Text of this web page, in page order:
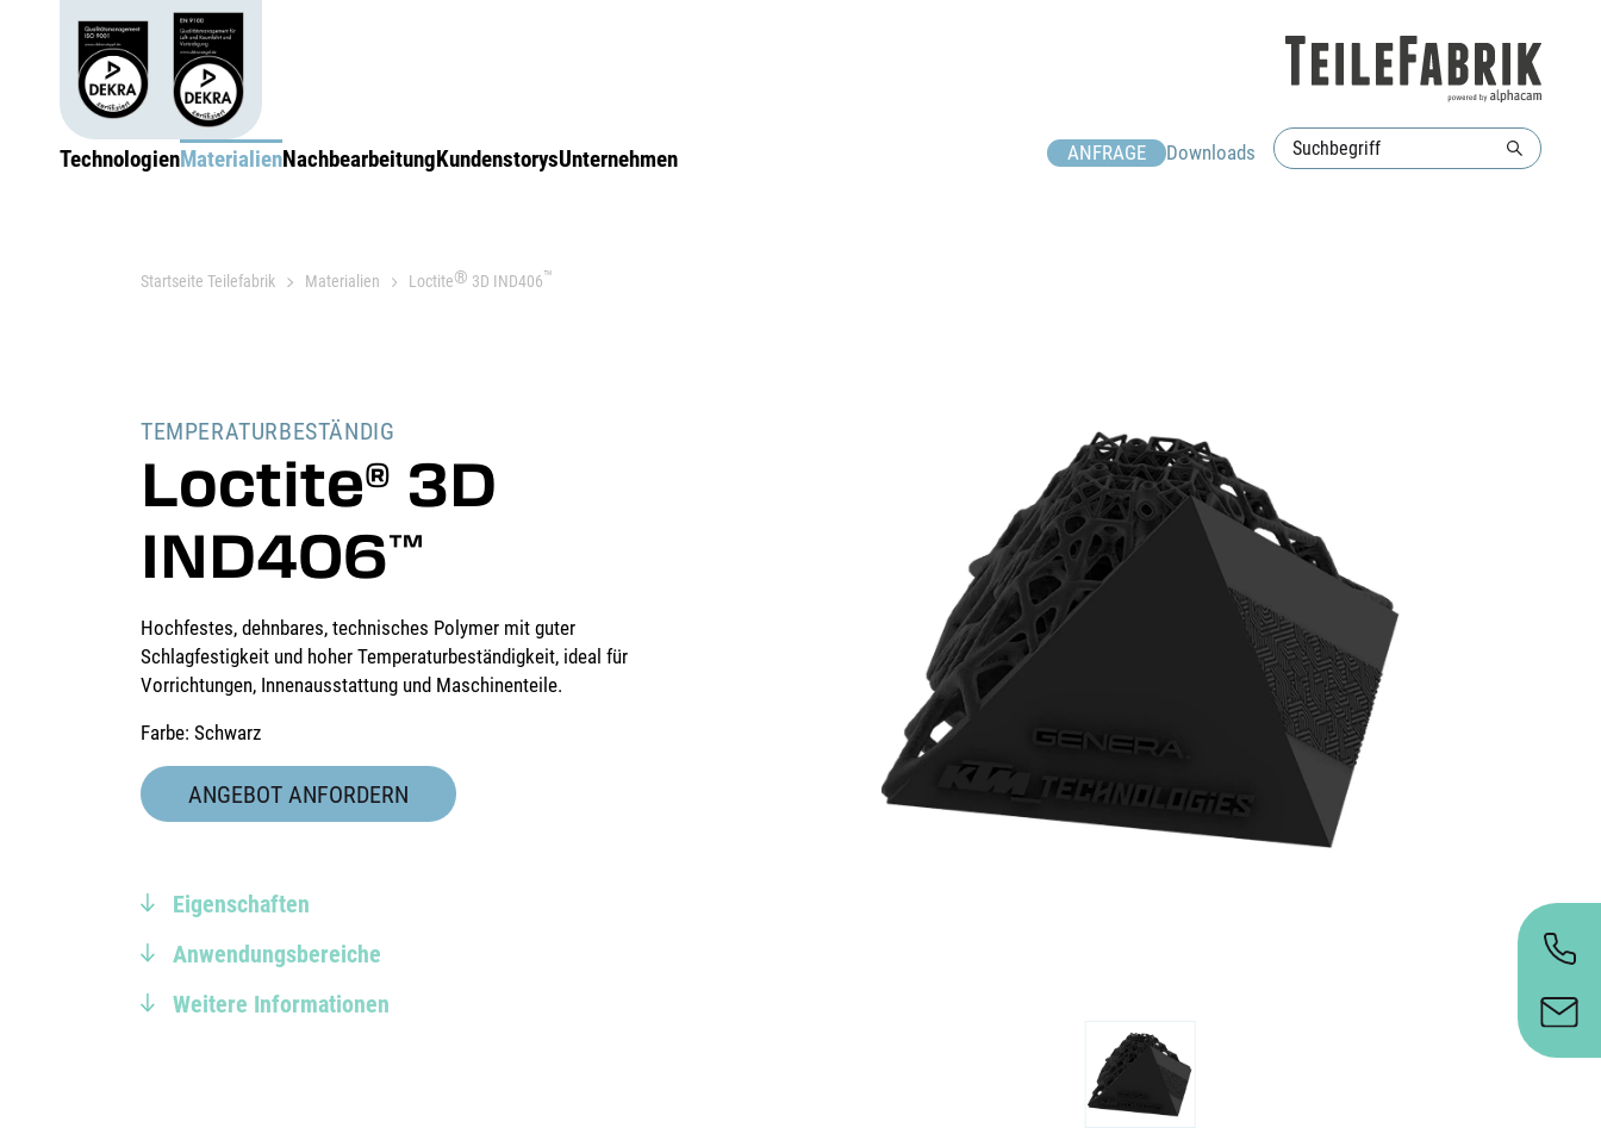
ANFRAGE Downloads
TechnologienMaterialienNachbearbeitungKundenstorysUnternehmen
Startseite Teilefabrik Materialien Loctite® 3D IND406™
TEMPERATURBESTÄNDIG
Loctite® 3D
IND406™
Hochfestes, dehnbares, technisches Polymer mit guter
Schlagfestigkeit und hoher Temperaturbeständigkeit, ideal für
Vorrichtungen, Innenausstattung und Maschinenteile.
Farbe: Schwarz
ANGEBOT ANFORDERN
Eigenschaften
Anwendungsbereiche
Weitere Informationen